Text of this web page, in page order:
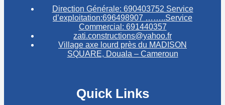
Direction Générale: 690403752 Service
d’exploitation:696498907 ……..Service
Commercial: 691440357
zati.constructions@yahoo.fr
Village axe lourd près du MADISON
SQUARE, Douala – Cameroun
Quick Links